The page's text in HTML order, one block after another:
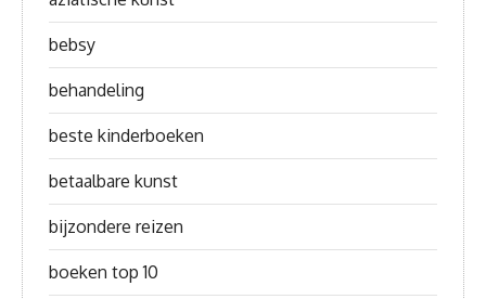
bebsy
behandeling
beste kinderboeken
betaalbare kunst
bijzondere reizen
boeken top 10